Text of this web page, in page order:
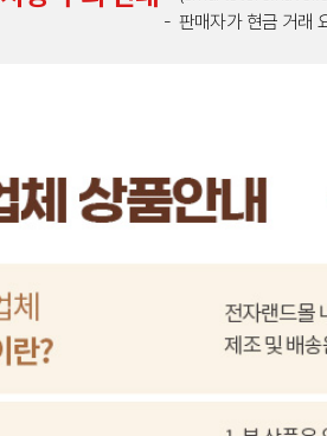
판매자가 현금 거래